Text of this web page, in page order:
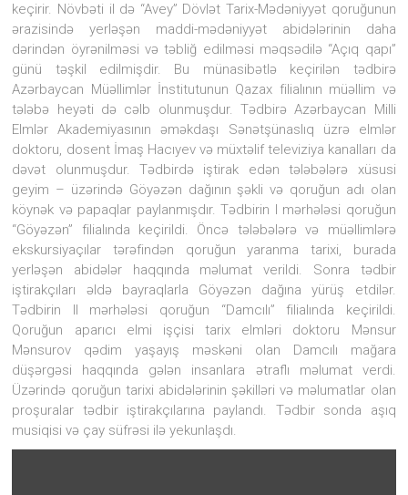
kimi
ən
qədim
daş
dövrünün
yadigarı
olan
“Avey”
məbədinin
adı
adlandırılıb.
keçirir. Növbəti il də “Avey” Dövlət Tarix-Mədəniyyət qoruğunun
ərazisində yerləşən maddi-mədəniyyət abidələrinin daha
dərindən öyrənilməsi və təbliğ edilməsi məqsədilə “Açıq qapı”
günü təşkil edilmişdir. Bu münasibətlə keçirilən tədbirə
Azərbaycan Müəllimlər İnstitutunun Qazax filialının müəllim və
tələbə heyəti də cəlb olunmuşdur. Tədbirə Azərbaycan Milli
Elmlər Akademiyasının əməkdaşı Sənətşünaslıq üzrə elmlər
doktoru, dosent İmaş Hacıyev və müxtəlif televiziya kanalları da
dəvət olunmuşdur. Tədbirdə iştirak edən tələbələrə xüsusi
geyim – üzərində Göyəzən dağının şəkli və qoruğun adı olan
köynək və papaqlar paylanmışdır. Tədbirin I mərhələsi qoruğun
“Göyəzən” filialında keçirildi. Öncə tələbələrə və müəllimlərə
ekskursiyaçılar tərəfindən qoruğun yaranma tarixi, burada
yerləşən abidələr haqqında məlumat verildi. Sonra tədbir
iştirakçıları əldə bayraqlarla Göyəzən dağına yürüş etdilər.
Tədbirin II mərhələsi qoruğun “Damcılı” filialında keçirildi.
Qoruğun aparıcı elmi işçisi tarix elmləri doktoru Mənsur
Mənsurov qədim yaşayış məskəni olan Damcılı mağara
düşərgəsi haqqında gələn insanlara ətraflı məlumat verdi.
Üzərində qoruğun tarixi abidələrinin şəkilləri və məlumatlar olan
proşuralar tədbir iştirakçılarına paylandı. Tədbir sonda aşıq
musiqisi və çay süfrəsi ilə yekunlaşdı.